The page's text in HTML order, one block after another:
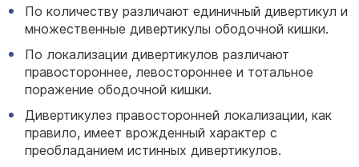
По количеству различают единичный дивертикул и
множественные дивертикулы ободочной кишки.
По локализации дивертикулов различают
правостороннее, левостороннее и тотальное
поражение ободочной кишки.
Дивертикулез правосторонней локализации, как
правило, имеет врожденный характер с
преобладанием истинных дивертикулов.